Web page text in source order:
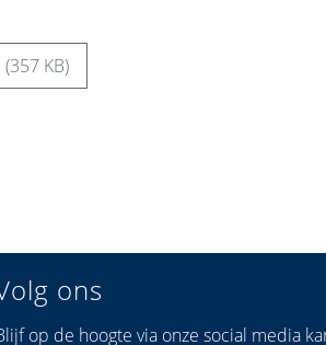
KB)
ons
op de hoogte via onze social media